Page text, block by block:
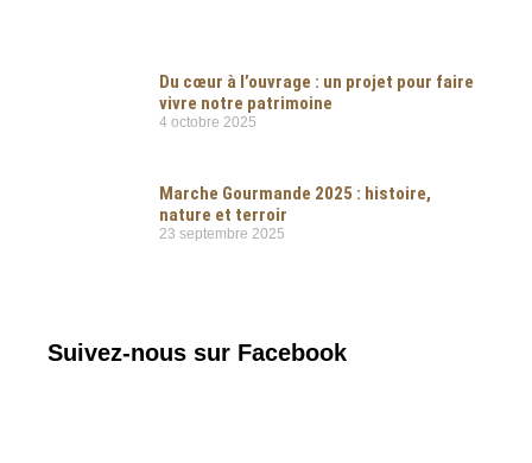
Du cœur à l’ouvrage : un projet pour faire
vivre notre patrimoine
4 octobre 2025
Marche Gourmande 2025 : histoire,
nature et terroir
23 septembre 2025
Suivez-nous sur Facebook